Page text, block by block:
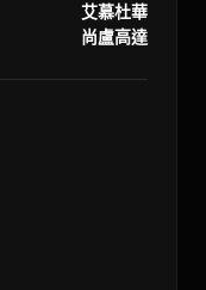
艾慕杜華
尚盧高達